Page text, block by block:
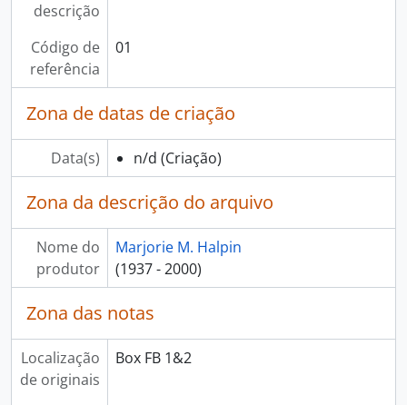
descrição
Código de
referência
01
Zona de datas de criação
Data(s) n/d (Criação)
Zona da descrição do arquivo
Nome do
produtor
Marjorie M. Halpin
(1937 - 2000)
Zona das notas
Localização
de originais
Box FB 1&2